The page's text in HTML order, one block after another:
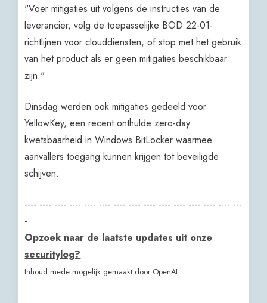
"Voer mitigaties uit volgens de instructies van de
leverancier, volg de toepasselijke BOD 22-01-
richtlijnen voor clouddiensten, of stop met het gebruik
van het product als er geen mitigaties beschikbaar
zijn."
Dinsdag werden ook mitigaties gedeeld voor
YellowKey, een recent onthulde zero-day
kwetsbaarheid in Windows BitLocker waarmee
aanvallers toegang kunnen krijgen tot beveiligde
schijven.
---- ---- ---- ---- ---- ---- ---- ---- ---- ---- ---- ---- ---- ---- ---
-
Opzoek naar de laatste updates uit onze
securitylog?
Inhoud mede mogelijk gemaakt door OpenAI.